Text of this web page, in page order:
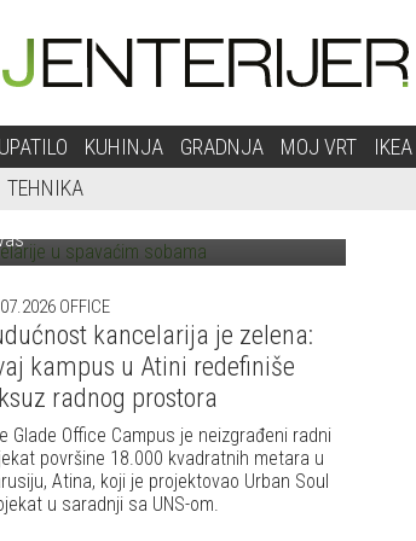
KUHINJA GRADNJA MOJ VRT IKEA
TEHNIKA
U SPAVAĆIM
OFFICE
kancelarija je zelena:
kampus u Atini redefiniše
radnog prostora
Glade Office Campus je neizgrađeni radni
površine 18.000 kvadratnih metara u
Atina, koji je projektovao Urban Soul
u saradnji sa UNS-om.